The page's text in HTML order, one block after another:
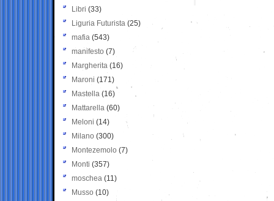
Libri (33)
Liguria Futurista (25)
mafia (543)
manifesto (7)
Margherita (16)
Maroni (171)
Mastella (16)
Mattarella (60)
Meloni (14)
Milano (300)
Montezemolo (7)
Monti (357)
moschea (11)
Musso (10)